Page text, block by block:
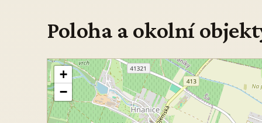
Poloha a okolní
+
−